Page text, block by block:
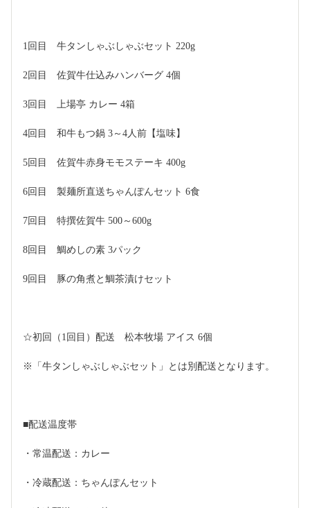
1回目　牛タンしゃぶしゃぶセット 220g
2回目　佐賀牛仕込みハンバーグ 4個
3回目　上場亭 カレー 4箱
4回目　和牛もつ鍋 3～4人前【塩味】
5回目　佐賀牛赤身モモステーキ 400g
6回目　製麺所直送ちゃんぽんセット 6食
7回目　特撰佐賀牛 500～600g
8回目　鯛めしの素 3パック
9回目　豚の角煮と鯛茶漬けセット
☆初回（1回目）配送　松本牧場 アイス 6個
※「牛タンしゃぶしゃぶセット」とは別配送となります。
■配送温度帯
・常温配送：カレー
・冷蔵配送：ちゃんぽんセット